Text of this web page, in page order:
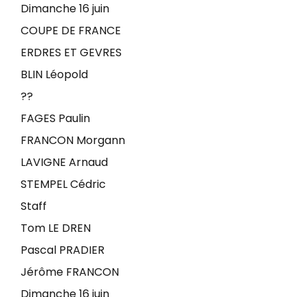
Dimanche 16 juin
COUPE DE FRANCE
ERDRES ET GEVRES
BLIN Léopold
??
FAGES Paulin
FRANCON Morgann
LAVIGNE Arnaud
STEMPEL Cédric
Staff
Tom LE DREN
Pascal PRADIER
Jérôme FRANCON